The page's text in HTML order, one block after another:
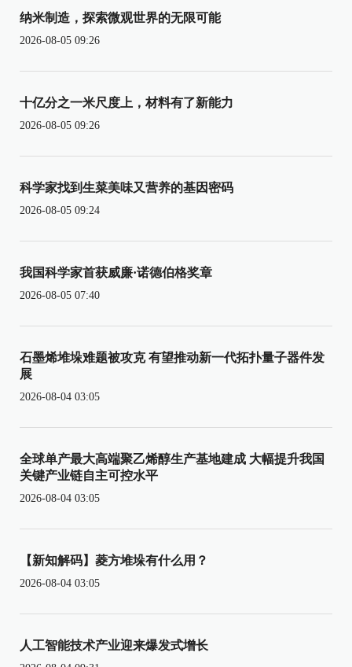
纳米制造，探索微观世界的无限可能
2026-08-05 09:26
十亿分之一米尺度上，材料有了新能力
2026-08-05 09:26
科学家找到生菜美味又营养的基因密码
2026-08-05 09:24
我国科学家首获威廉·诺德伯格奖章
2026-08-05 07:40
石墨烯堆垛难题被攻克 有望推动新一代拓扑量子器件发
展
2026-08-04 03:05
全球单产最大高端聚乙烯醇生产基地建成 大幅提升我国
关键产业链自主可控水平
2026-08-04 03:05
【新知解码】菱方堆垛有什么用？
2026-08-04 03:05
人工智能技术产业迎来爆发式增长